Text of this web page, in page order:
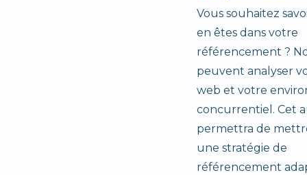
Vous souhaitez
en êtes dans votre
référencement ?
peuvent analyser
web et votre
concurrentiel. Cet
permettra de
une stratégie de
référencement